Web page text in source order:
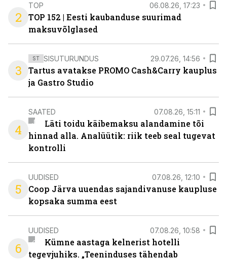
2
TOP 06.08.26, 17:23
TOP 152 | Eesti kaubanduse suurimad
maksuvõlglased
3
ST SISUTURUNDUS 29.07.26, 14:56
Tartus avatakse PROMO Cash&Carry kauplus
ja Gastro Studio
4
SAATED 07.08.26, 15:11
Läti toidu käibemaksu alandamine tõi
hinnad alla. Analüütik: riik teeb seal tugevat
kontrolli
5
UUDISED 07.08.26, 12:10
Coop Järva uuendas sajandivanuse kaupluse
kopsaka summa eest
6
UUDISED 07.08.26, 10:58
Kümne aastaga kelnerist hotelli
tegevjuhiks. „Teeninduses tähendab